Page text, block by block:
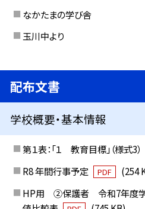
なかたまの学び舎
玉川中より
配布文書
学校概要・基本情報
第１表：「１ 教育目標」（様式3）
R8 年間行事予定
PDF
(254
HP用 ②保護者 令和7年度